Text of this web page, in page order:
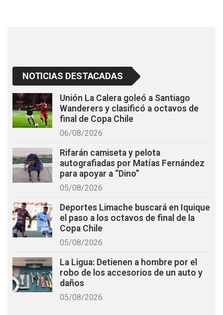
NOTICIAS DESTACADAS
Unión La Calera goleó a Santiago
Wanderers y clasificó a octavos de
final de Copa Chile
06/08/2026
Rifarán camiseta y pelota
autografiadas por Matías Fernández
para apoyar a “Dino”
05/08/2026
Deportes Limache buscará en Iquique
el paso a los octavos de final de la
Copa Chile
05/08/2026
La Ligua: Detienen a hombre por el
robo de los accesorios de un auto y
daños
05/08/2026